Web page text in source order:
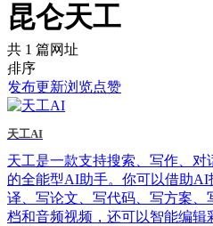
昆仑天工
共 1 篇网址
排序
发布更新浏览点赞
天工AI
天工是一款支持搜索、写作、对
的全能型AI助手。你可以借助
译、写论文、写代码、写方案、
档和音频视频，还可以智能编